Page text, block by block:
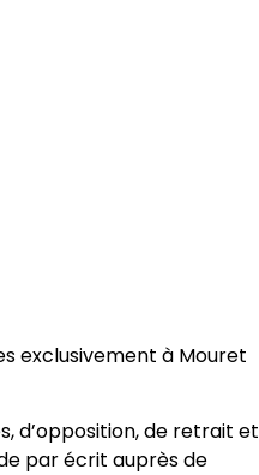
exclusivement à Mouret
d’opposition, de retrait et
par écrit auprès de